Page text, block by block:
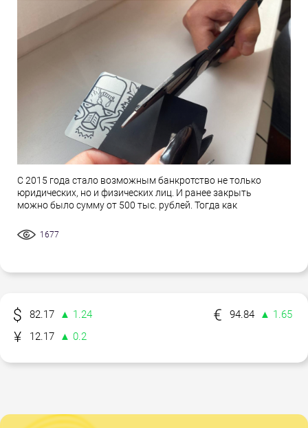
С 2015 года стало возможным банкротство не только
юридических, но и физических лиц. И ранее закрыть
можно было сумму от 500 тыс. рублей. Тогда как
1677
82.17 ▲ 1.24 94.84
▲ 1.65
12.17
▲ 0.2